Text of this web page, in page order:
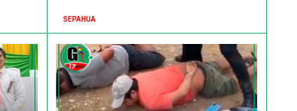
SEPAHUA